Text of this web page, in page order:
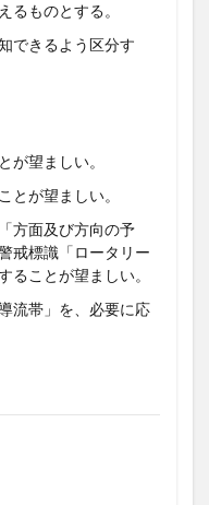
るものとする。
できるよう区分す
が望ましい。
とが望ましい。
方面及び方向の予
戒標識「ロータリー
ることが望ましい。
流帯」を、必要に応